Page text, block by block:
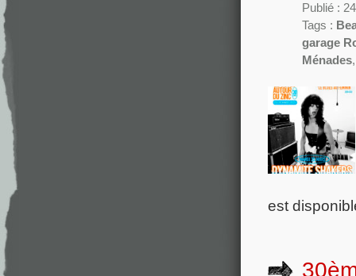
Publié :
Tags :
garage
Ménades
est